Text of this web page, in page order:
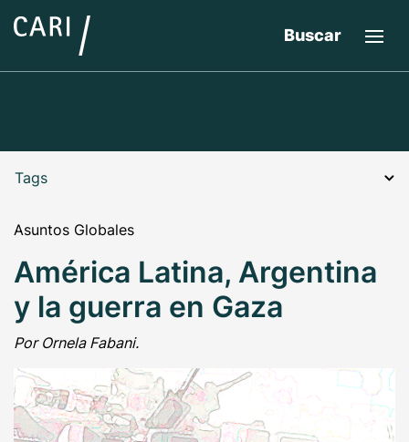
Buscar
Asuntos Globales
América Latina, Argentina
y la guerra en Gaza
Por Ornela Fabani.
Tags